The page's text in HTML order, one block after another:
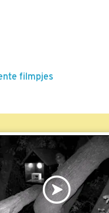
filmpjes